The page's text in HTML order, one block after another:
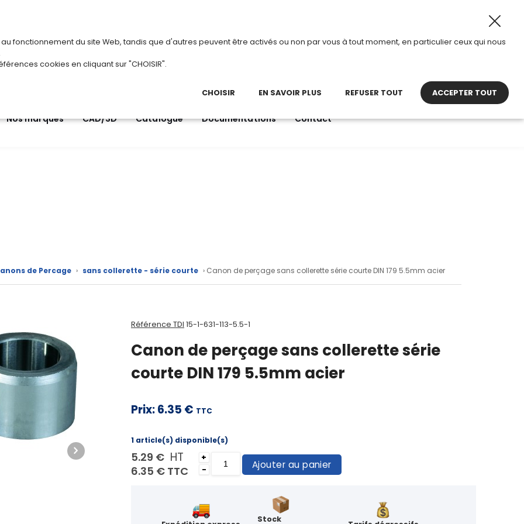
Du 3 au 28 août 2026, TDI passe en mode été. Horaires d’ouverture
Nos marques CAD/3D Catalogue Documentations Contact
de Percage › sans collerette - série courte › Canon de perçage sans collerette série courte DIN 179 5.5mm acier
Référence TDI 15-1-631-113-5.5-1
Canon de perçage sans collerette série
courte DIN 179 5.5mm acier
Prix:6.35 € TTC
1 article(s) disponible(s)
5.29 € HT
6.35 € TTC
+
-
Ajouter au panier
Stock
fonctionnement du site Web, tandis que d'autres peuvent être activés ou non par vous à tout moment, en particulier ceux qui nous
cookies en cliquant sur "CHOISIR".
CHOISIR EN SAVOIR PLUS REFUSER TOUT ACCEPTER TOUT